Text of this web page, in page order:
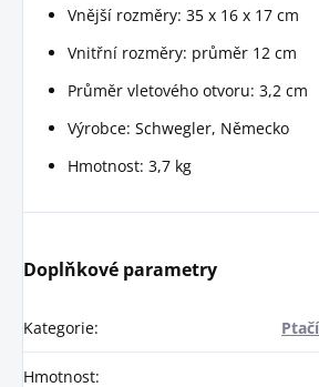
Vnější rozměry: 35 x 16 x 17 cm
Vnitřní rozměry: průměr 12 cm
Průměr vletového otvoru: 3,2 cm
Výrobce: Schwegler, Německo
Hmotnost: 3,7 kg
Doplňkové parametry
Kategorie:
Hmotnost: